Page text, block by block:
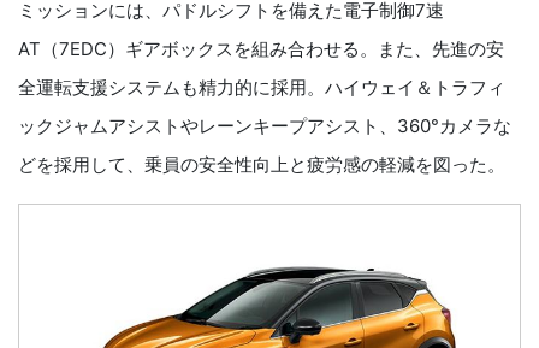
ミッションには、パドルシフトを備えた電子制御7速
AT（7EDC）ギアボックスを組み合わせる。また、先進の安
全運転支援システムも精力的に採用。ハイウェイ＆トラフィ
ックジャムアシストやレーンキープアシスト、360°カメラな
どを採用して、乗員の安全性向上と疲労感の軽減を図った。